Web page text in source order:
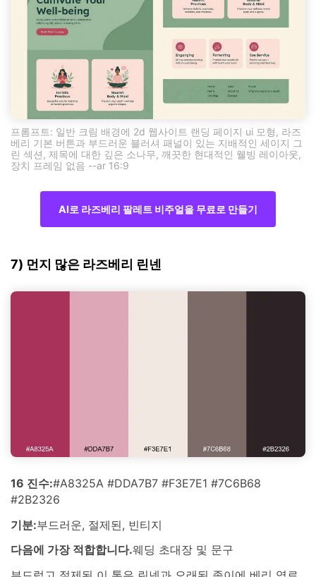
프롬프트: 일반 크림 배경에 2d 웹사이트 랜딩 페이지 ui 모형, 라즈
베리 기본 버튼과 부드러운 블러셔 패널이 있는 지배적인 세이지 그
린 섹션, 제목에 대한 깊은 소나무, 깨끗한 현대적인 웰빙 레이아웃,
장치 프레임 없음 --ar 16:9
AI로 라즈베리 팔레트 비주얼을 무료로 만들기
7) 먼지 많은 라즈베리 린넨
16 진수:#A8325A #DDA7B7 #F3E7E1 #7C6B68
#2B2326
기분:부드러운, 절제된, 빈티지
다음에 가장 적합합니다.웨딩 초대장 및 문구